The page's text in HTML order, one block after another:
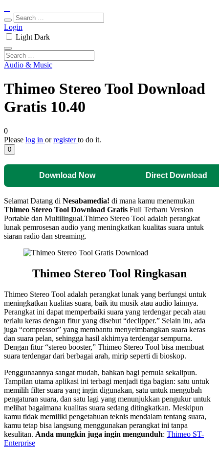
Login
Light Dark
Audio & Music
Thimeo Stereo Tool Download
Gratis 10.40
0
Please log in orregisterto do it.
0
Download Now Direct Download
Selamat Datang di Nesabamedia! di mana kamu menemukan
Thimeo Stereo Tool Download Gratis Full Terbaru Version
Portable dan Multilingual.Thimeo Stereo Tool adalah perangkat
lunak pemrosesan audio yang meningkatkan kualitas suara untuk
siaran radio dan streaming.
Thimeo Stereo Tool Ringkasan
Thimeo Stereo Tool adalah perangkat lunak yang berfungsi untuk
meningkatkan kualitas suara, baik itu musik atau audio lainnya.
Perangkat ini dapat memperbaiki suara yang terdengar pecah atau
terlalu keras dengan fitur yang disebut “declipper.” Selain itu, ada
juga “compressor” yang membantu menyeimbangkan suara keras
dan suara pelan, sehingga hasil akhirnya terdengar sempurna.
Dengan fitur “stereo booster,” Thimeo Stereo Tool bisa membuat
suara terdengar dari berbagai arah, mirip seperti di bioskop.
Penggunaannya sangat mudah, bahkan bagi pemula sekalipun.
Tampilan utama aplikasi ini terbagi menjadi tiga bagian: satu untuk
memilih filter suara yang ingin digunakan, satu untuk mengubah
pengaturan suara, dan satu lagi yang menunjukkan pengukur untuk
melihat bagaimana kualitas suara sedang ditingkatkan. Meskipun
kamu tidak memiliki pengetahuan teknis mendalam tentang suara,
kamu tetap bisa langsung menggunakan perangkat ini tanpa
kesulitan. Anda mungkin juga ingin mengunduh: Thimeo ST-
Enterprise